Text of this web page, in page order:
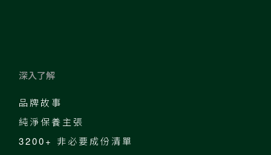
深入了解
品牌故事
純淨保養主張
3200+ 非必要成份清單